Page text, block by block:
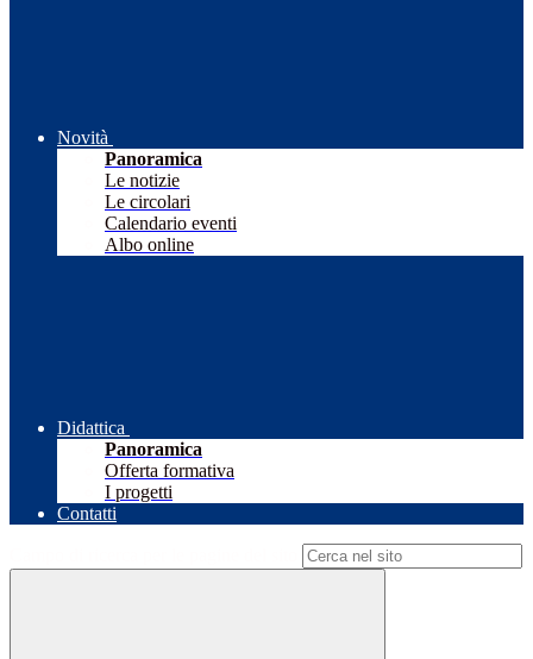
Novità
Panoramica
Le notizie
Le circolari
Calendario eventi
Albo online
Didattica
Panoramica
Offerta formativa
I progetti
Contatti